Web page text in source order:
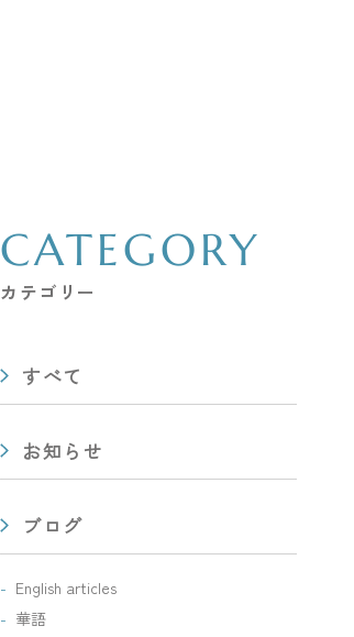
CATEGORY
カテゴリー
すべて
お知らせ
ブログ
English articles
華語